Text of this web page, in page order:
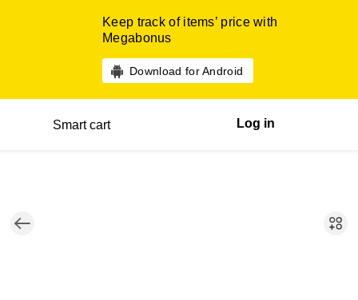
Keep track of items’ price with
Megabonus
Download for Android
Smart cart Log in